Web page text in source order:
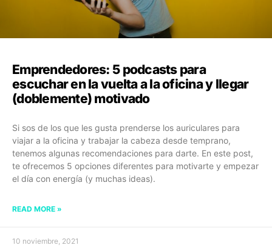
Emprendedores: 5 podcasts para
escuchar en la vuelta a la oficina y llegar
(doblemente) motivado
Si sos de los que les gusta prenderse los auriculares para
viajar a la oficina y trabajar la cabeza desde temprano,
tenemos algunas recomendaciones para darte. En este post,
te ofrecemos 5 opciones diferentes para motivarte y empezar
el día con energía (y muchas ideas).
READ MORE »
10 noviembre, 2021